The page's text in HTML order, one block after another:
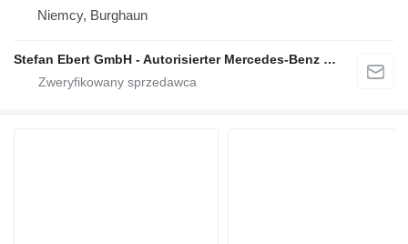
Niemcy, Burghaun
Stefan Ebert GmbH - Autorisierter Mercedes-Benz Servicepartner